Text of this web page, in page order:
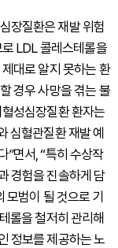
장질환은 재발 위험
LDL 콜레스테롤을
대로 알지 못하는 환
경우 사망을 겪는 불
성심장질환 환자는
심혈관질환 재발 예
”면서, “특히 수상작
경험을 진솔하게 담
모범이 될 것으로 기
롤을 철저히 관리해
정보를 제공하는 노